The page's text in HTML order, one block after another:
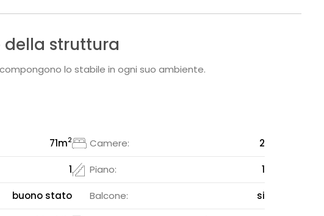
struttura
lo stabile in ogni suo ambiente.
71m2 Camere: 2
1 Piano: 1
buono stato Balcone: si